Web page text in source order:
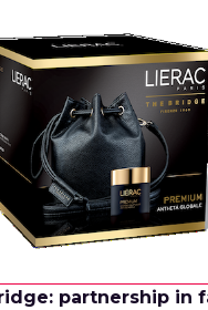
partnership in